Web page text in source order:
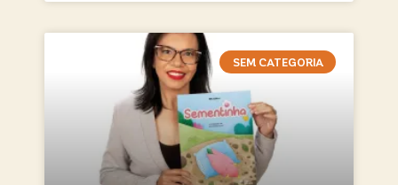
SEM CATEGORIA